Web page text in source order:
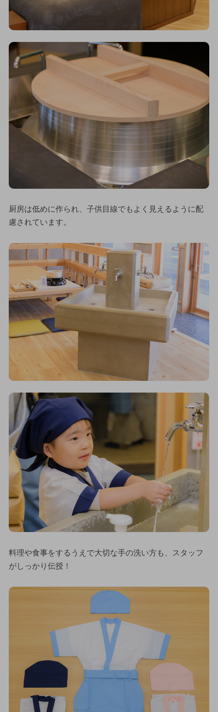
厨房は低めに作られ、子供目線でもよく見えるように配
慮されています。
料理や食事をするうえで大切な手の洗い方も、スタッフ
がしっかり伝授！